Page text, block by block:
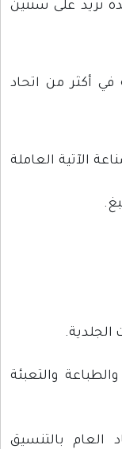
تزيد على سنتين
أكثر من اتحاد
الآتية العاملة
والتعبئة
العام بالتنسيق